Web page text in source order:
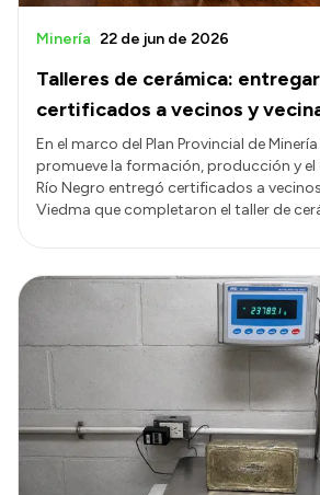
Talleres de cerámica:
certificados a vecinos y
Minería 22 de jun de 2026
En el marco del Plan Provincial de
promueve la formación, producción y
Río Negro entregó certificados a
Viedma que completaron el taller de